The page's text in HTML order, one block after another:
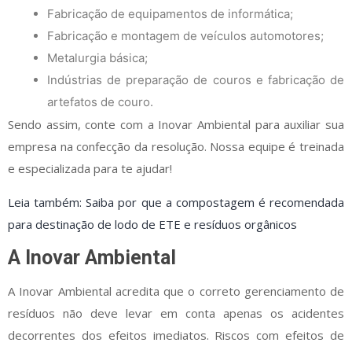
Fabricação de equipamentos de informática;
Fabricação e montagem de veículos automotores;
Metalurgia básica;
Indústrias de preparação de couros e fabricação de
artefatos de couro.
Sendo assim, conte com a Inovar Ambiental para auxiliar sua
empresa na confecção da resolução. Nossa equipe é treinada
e especializada para te ajudar!
Leia também: Saiba por que a compostagem é recomendada
para destinação de lodo de ETE e resíduos orgânicos
A Inovar Ambiental
A Inovar Ambiental acredita que o correto gerenciamento de
resíduos não deve levar em conta apenas os acidentes
decorrentes dos efeitos imediatos. Riscos com efeitos de